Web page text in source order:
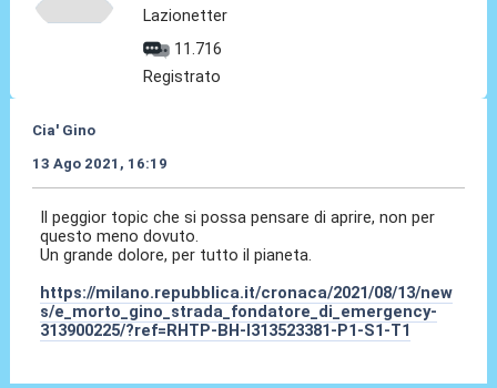
Lazionetter
11.716
Registrato
Cia' Gino
13 Ago 2021, 16:19
Il peggior topic che si possa pensare di aprire, non per
questo meno dovuto.
Un grande dolore, per tutto il pianeta.
https://milano.repubblica.it/cronaca/2021/08/13/new
s/e_morto_gino_strada_fondatore_di_emergency-
313900225/?ref=RHTP-BH-I313523381-P1-S1-T1